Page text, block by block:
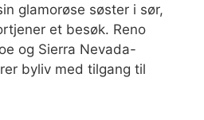
glamorøse søster i sør,
et besøk. Reno
og Sierra Nevada-
byliv med tilgang til